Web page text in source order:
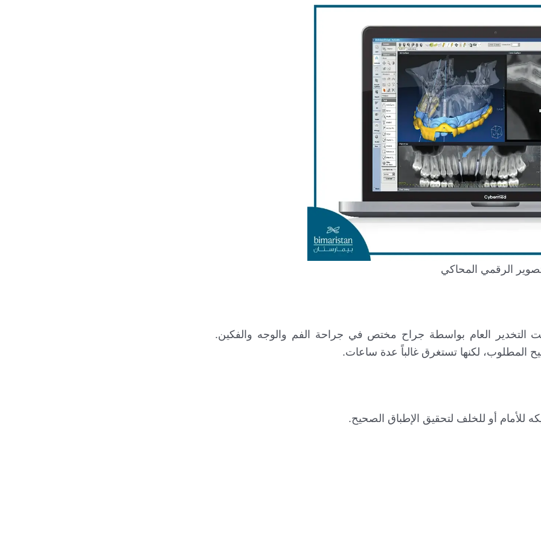
الرقمي المحاكي
التخدير العام بواسطة جراح مختص في جراحة الفم والوجه والفكين.
المطلوب، لكنها تستغرق غالباً عدة ساعات.
أو للخلف لتحقيق الإطباق الصحيح.